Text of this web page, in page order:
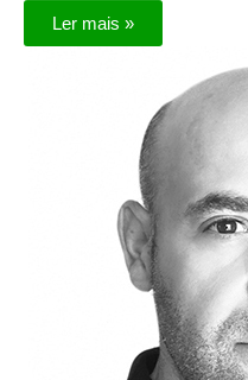
Ler mais »